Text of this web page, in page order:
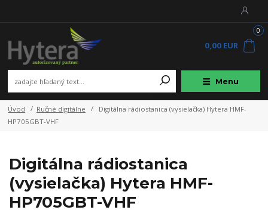
Menu
0
0,00 EUR
Úvod Ručné digitálne
Digitálna rádiostanica (vysielačka) Hytera HMF-
HP705GBT-VHF
Digitálna rádiostanica
(vysielačka) Hytera HMF-
HP705GBT-VHF